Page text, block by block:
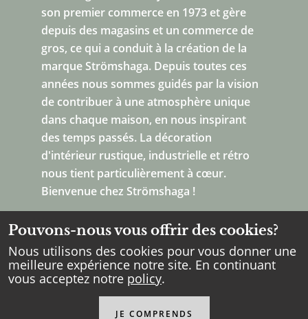
son premier commerce en 1973 et gère
depuis des magasins et un commerce de
gros, ce qui a conduit à la création de la
marque Strömshaga. Depuis toutes ces
années nous sommes guidés par la vision
de contribuer à une atmosphère unique
dans chaque maison, en nous inspirant
des temps passés. La décoration
d'intérieur rustique, industrielle et rétro
nous tient particulièrement à cœur.
Bienvenue chez Strömshaga !
Copyright Strömshaga
Tous les droits réservés.
Pouvons-nous vous offrir des cookies?
Nous utilisons des cookies pour vous donner une
meilleure expérience notre site. En continuant
vous acceptez notre policy.
JE COMPRENDS